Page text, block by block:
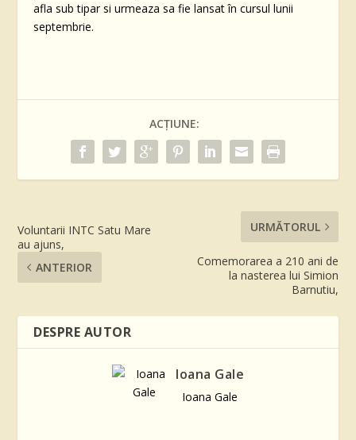
afla sub tipar si urmeaza sa fie lansat în cursul lunii
septembrie.
ACȚIUNE:
Voluntarii INTC Satu Mare
au ajuns,
ANTERIOR
URMĂTORUL
Comemorarea a 210 ani de
la nasterea lui Simion
Barnutiu,
DESPRE AUTOR
Ioana Gale
Ioana Gale